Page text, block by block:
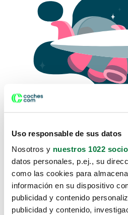
Uso responsable de sus datos
Nosotros y nuestros 1022
datos personales, p.ej., su
como las cookies para
información en su dispositivo
publicidad y contenido
publicidad y contenido,
Lo sentimos, no
te hemos traido